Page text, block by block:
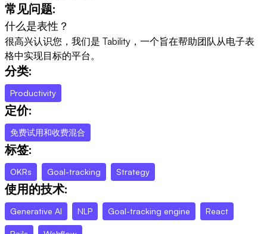
常见问题:
什么是表性？
很高兴认识您，我们是 Tability，一个旨在帮助团队从电子表
格中实现目标的平台。
分类:
Productivity
定价:
免费试用和收费混合
标签:
OKRs Goal-tracking Strategy
使用的技术:
Generative AI NLP Goal-tracking engine React